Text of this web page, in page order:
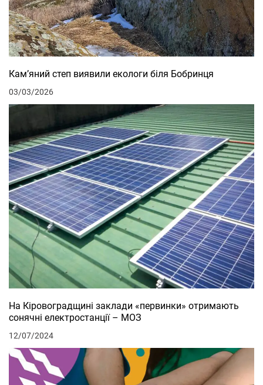
Кам’яний степ виявили екологи біля Бобринця
03/03/2026
На Кіровоградщині заклади «первинки» отримають
сонячні електростанції – МОЗ
12/07/2024